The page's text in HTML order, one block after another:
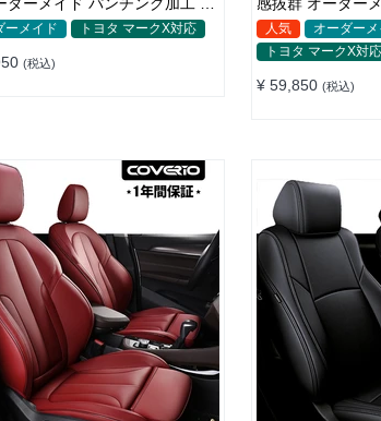
セット
ーメイド トヨタ マークX対応
(税込)
レ 全席セット
人気
オーダーメ
トヨタ マークX対応
¥ 59,850 (税込)